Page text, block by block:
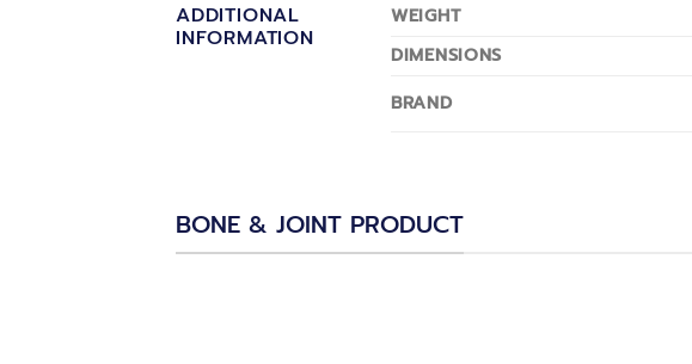
ADDITIONAL
INFORMATION
WEIGHT
DIMENSIONS
BRAND
BONE & JOINT PRODUCT